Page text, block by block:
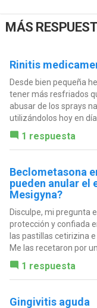
MÁS
Rinitis
Desde bien pequeña
tener más resfriados
abusar de los sprays
utilizándolos hoy en día
1 respuesta
Beclometasona
pueden anular
Mesigyna?
Disculpe, mi pregunta
protección y confiada
las pastillas cetirizina
Me las recetaron por
1 respuesta
Gingivitis aguda